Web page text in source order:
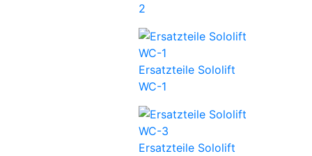
2
Ersatzteile Sololift
WC-1
Ersatzteile Sololift